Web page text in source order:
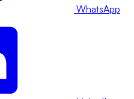
WhatsApp